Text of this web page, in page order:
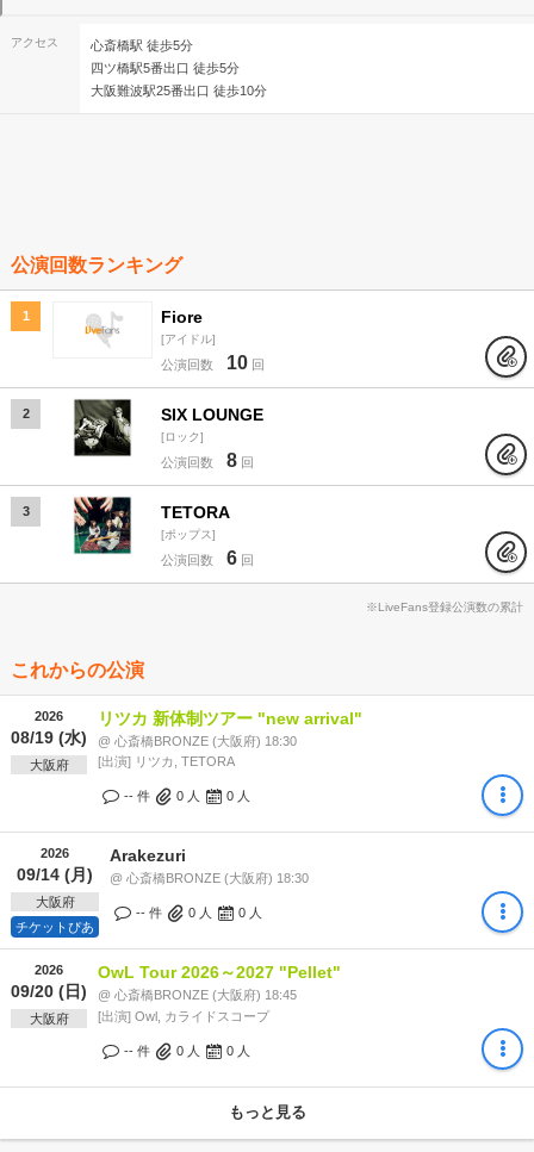
アクセス
心斎橋駅 徒歩5分
四ツ橋駅5番出口 徒歩5分
大阪難波駅25番出口 徒歩10分
公演回数ランキング
1 Fiore
アイドル
公演回数 10 回
2 SIX LOUNGE
ロック
公演回数 8 回
3 TETORA
ポップス
公演回数 6 回
※LiveFans登録公演数の累計
これからの公演
2026
08/19 (水)
大阪府
リツカ 新体制ツアー "new arrival"
@ 心斎橋BRONZE (大阪府) 18:30
[出演] リツカ, TETORA
-- 件 0 人 0 人
2026
09/14 (月)
大阪府
チケットぴあ
Arakezuri
@ 心斎橋BRONZE (大阪府) 18:30
-- 件 0 人 0 人
2026
09/20 (日)
大阪府
OwL Tour 2026～2027 "Pellet"
@ 心斎橋BRONZE (大阪府) 18:45
[出演] Owl, カライドスコープ
-- 件 0 人 0 人
もっと見る